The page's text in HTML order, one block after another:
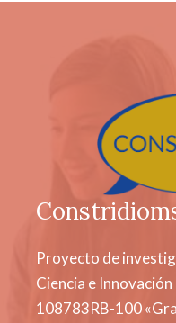
Proyecto de
Ciencia e Innovación
108783RB-100